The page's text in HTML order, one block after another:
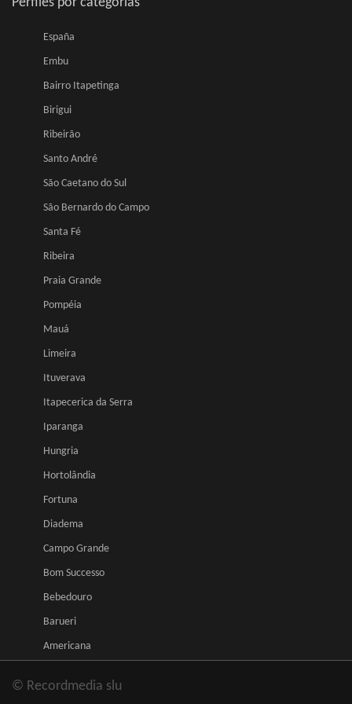
España
Embu
Bairro Itapetinga
Birigui
Ribeirão
Santo André
São Caetano do Sul
São Bernardo do Campo
Santa Fé
Ribeira
Praia Grande
Pompéia
Mauá
Limeira
Ituverava
Itapecerica da Serra
Iparanga
Hungria
Hortolândia
Fortuna
Diadema
Campo Grande
Bom Successo
Bebedouro
Barueri
Americana
© Recordmedia slu